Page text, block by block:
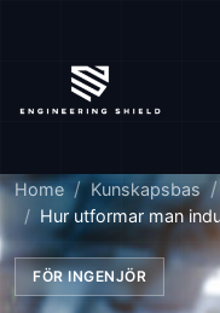
Home Kunskapsbas
Hur utformar man
FÖR INGENJÖR